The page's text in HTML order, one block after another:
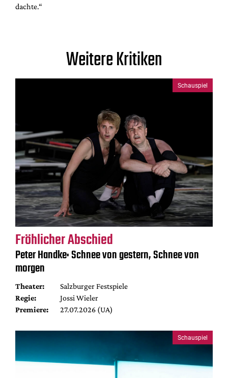
dachte.“
Weitere Kritiken
Schauspiel
Fröhlicher Abschied
Peter Handke: Schnee von gestern, Schnee von
morgen
Theater:
Salzburger Festspiele
Regie:
Jossi Wieler
Premiere:
27.07.2026 (UA)
Schauspiel